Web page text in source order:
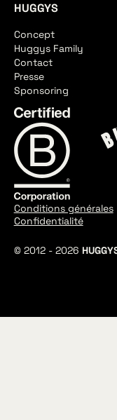
HUGGYS
Concept
Huggys Family
Contact
Presse
Sponsoring
© 2012 - 2026
Conditions générales
Confidentialité